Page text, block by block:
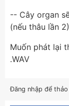
-- Cây organ
(nếu thâu lần 2)
Muốn phát lại
.WAV
Đăng nhập để thảo